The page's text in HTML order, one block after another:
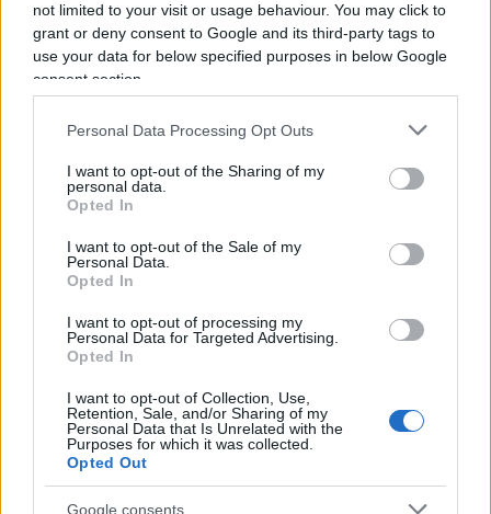
not limited to your visit or usage behaviour. You may click to
grant or deny consent to Google and its third-party tags to
use your data for below specified purposes in below Google
consent section.
Personal Data Processing Opt Outs
I want to opt-out of the Sharing of my
personal data.
Opted In
I want to opt-out of the Sale of my
Personal Data.
Opted In
I want to opt-out of processing my
Personal Data for Targeted Advertising.
Opted In
I want to opt-out of Collection, Use,
Retention, Sale, and/or Sharing of my
Personal Data that Is Unrelated with the
Purposes for which it was collected.
Opted Out
Google consents
medesimi gli pare tempo perso o forse è troppo
complicata, lui si pasce delle sue boutade, che
quando va male si possono sempre spacciare per
provocazioni.
Nell’intervistaviene misteriosamente definito
“esperto in comunicazione”
, forse in virtù delle
delle trovate di pessimo gusto. Ma chi diavolo è
poi questo Toscani, questo fotografo che si
prende tanto sul serio mentre mentre bofonchia,
“monate, monate” e ridacchia tutto contento di sé?
prescindere e non vuole spiegazioni, rifiuta
l’analisi, la sostituisce col risolino, lo sberleffo,
l’occhialetto colorato, la frasetta miserabile, il
solito arcitaliano che si spaccia per antitaliano.